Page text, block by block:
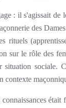
: il s'agissait de
des
rituels
sur le rôle des
situation sociale.
contexte
connaissances